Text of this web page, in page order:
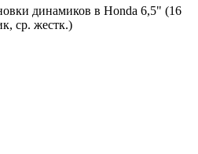
динамиков в Honda 6,5" (16
ср. жестк.)